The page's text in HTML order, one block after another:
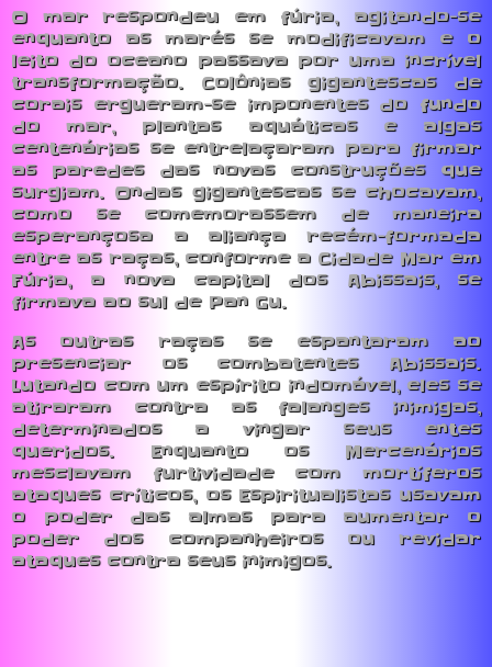
O mar respondeu em fúria, agitando-se
enquanto as marés se modificavam e o
leito do oceano passava por uma incrível
transformação. Colônias gigantescas de
corais ergueram-se imponentes do fundo
do mar, plantas aquáticas e algas
centenárias se entrelaçaram para firmar
as paredes das novas construções que
surgiam. Ondas gigantescas se chocavam,
como se comemorassem de maneira
esperançosa a aliança recém-formada
entre as raças, conforme a Cidade Mar em
Fúria, a nova capital dos Abissais, se
firmava ao sul de Pan Gu.
As outras raças se espantaram ao
presenciar os combatentes Abissais.
Lutando com um espírito indomável, eles se
atiraram contra as falanges inimigas,
determinados a vingar seus entes
queridos. Enquanto os Mercenários
mesclavam furtividade com mortíferos
ataques críticos, os Espiritualistas usavam
o poder das almas para aumentar o
poder dos companheiros ou revidar
ataques contra seus inimigos.